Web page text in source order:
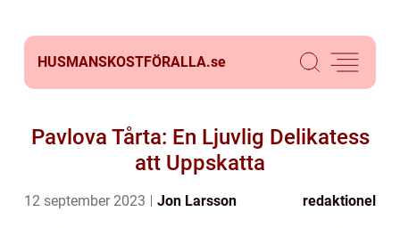
HUSMANSKOSTFÖRALLA.se
Pavlova Tårta: En Ljuvlig Delikatess
att Uppskatta
12 september 2023 Jon Larsson redaktionel